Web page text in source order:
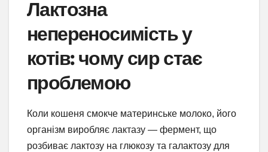
Лактозна
непереносимість у
котів: чому сир стає
проблемою
Коли кошеня смокче материнське молоко, його
організм виробляє лактазу — фермент, що
розбиває лактозу на глюкозу та галактозу для